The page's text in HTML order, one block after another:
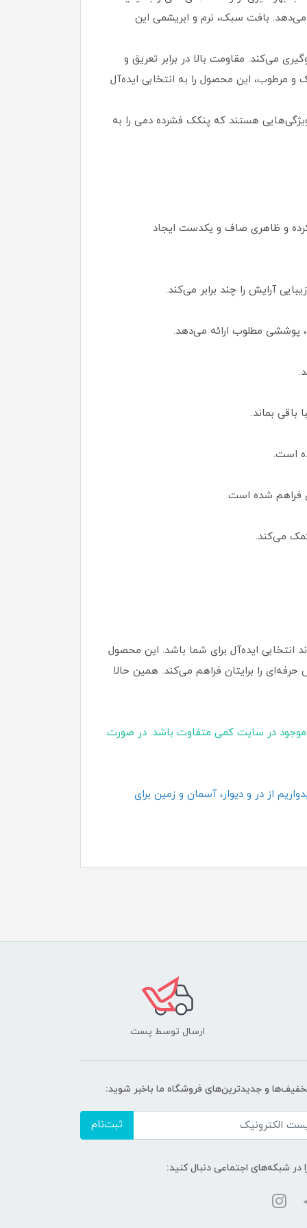
بافت سبک، نرم و ابریشمی این
می‌کند. مقاومت بالا در برابر تعریق و
مرطوب، این محصول را به انتخابی ایده‌آل
هستند که پنکک فشرده دمی را به
و ظاهری صاف و یکدست ایجاد
آرایش را چند برابر می‌کند.
مطلوب ارائه می‌دهد.
باقی بماند.
است.
فراهم شده است.
می‌کند.
انتخابی ایده‌آل برای شما باشد. این محصول
را برایتان فراهم می‌کند. همین حالا
در سایت کمی متفاوت باشد. در صورت
از در و دیوار، آسمان و زمین برای
ارسال توسط پست
و جدیدترین‌های فروشگاه ما باخبر شوید:
ثبت‌نام
در شبکه‌های اجتماعی دنبال کنید: